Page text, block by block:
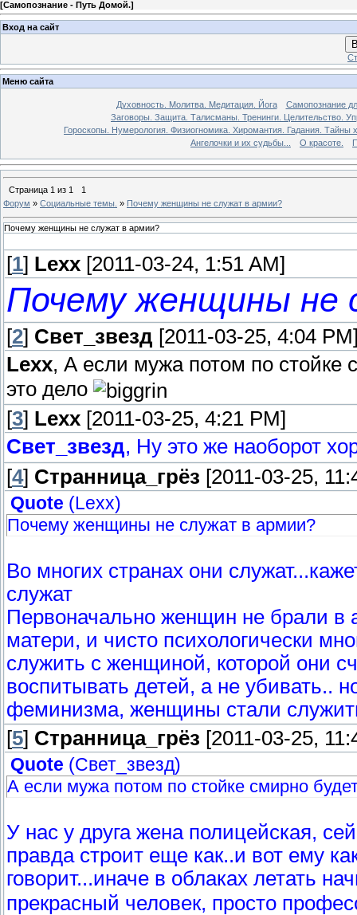
[Самопознание - Путь Домой.]
Вход на сайт
Меню сайта
Духовность. Молитва. Медитация. Йога
Самопознание
Заговоры. Защита. Талисманы. Тренинги. Целительство.
Гороскопы. Нумерология. Физиогномика. Хиромантия. Гадания. Тайны
Ангелочки и их судьбы...
О красоте.
Страница 1 из 1
1
Форум » Социальные темы. » Почему женщины не служат в армии?
Почему женщины не служат в армии?
[1] Lexx [2011-03-24, 1:51 AM]
Почему женщины не
[2] Свет_звезд [2011-03-25, 4:04
Lexx, А если мужа потом по стойке
это дело
[3] Lexx [2011-03-25, 4:21 PM]
Свет_звезд, Ну это же наоборот
[4] Странница_грёз [2011-03-25,
Quote ( Lexx)
Почему женщины не служат в армии?
Во многих странах они
служат
Первоначально женщин не брали в
матери, и чисто психологически
служить с женщиной, которой они
воспитывать детей, а не убивать..
феминизма, женщины стали
[5] Странница_грёз [2011-03-25,
Quote (Свет_звезд)
А если мужа потом по стойке смирно
У нас у друга жена полицейская,
правда строит еще как..и вот ему
говорит...иначе в облаках летать
прекрасный человек, просто